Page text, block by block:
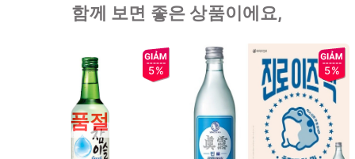
함께 보면 좋은 상품이에요,
5%
품절
5%